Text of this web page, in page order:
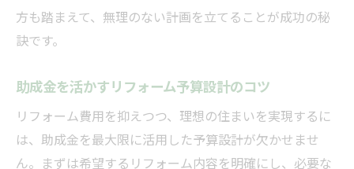
方も踏まえて、無理のない計画を立てることが成功の秘
訣です。
助成金を活かすリフォーム予算設計のコツ
リフォーム費用を抑えつつ、理想の住まいを実現するに
は、助成金を最大限に活用した予算設計が欠かせませ